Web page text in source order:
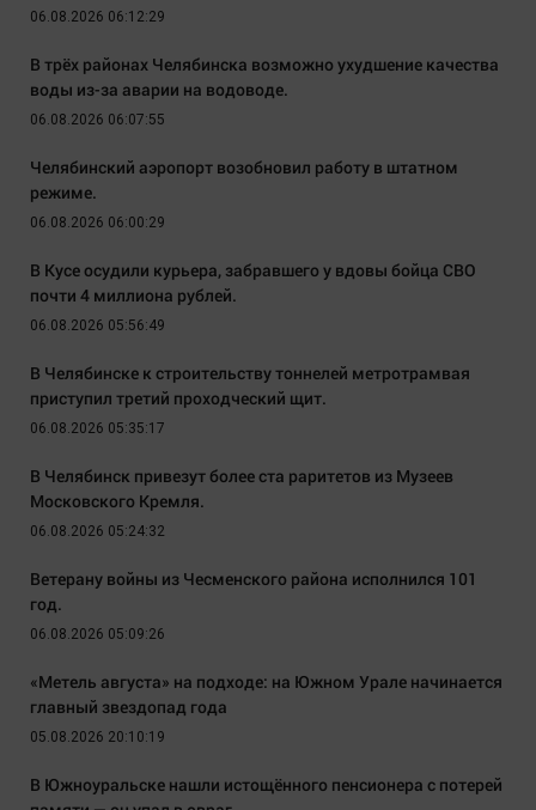
06.08.2026 06:12:29
В трёх районах Челябинска возможно ухудшение качества
воды из-за аварии на водоводе.
06.08.2026 06:07:55
Челябинский аэропорт возобновил работу в штатном
режиме.
06.08.2026 06:00:29
В Кусе осудили курьера, забравшего у вдовы бойца СВО
почти 4 миллиона рублей.
06.08.2026 05:56:49
В Челябинске к строительству тоннелей метротрамвая
приступил третий проходческий щит.
06.08.2026 05:35:17
В Челябинск привезут более ста раритетов из Музеев
Московского Кремля.
06.08.2026 05:24:32
Ветерану войны из Чесменского района исполнился 101
год.
06.08.2026 05:09:26
«Метель августа» на подходе: на Южном Урале начинается
главный звездопад года
05.08.2026 20:10:19
В Южноуральске нашли истощённого пенсионера с потерей